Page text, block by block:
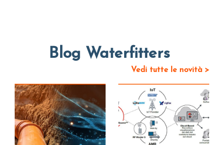
Blog Waterfitters
Vedi tutte le novità >